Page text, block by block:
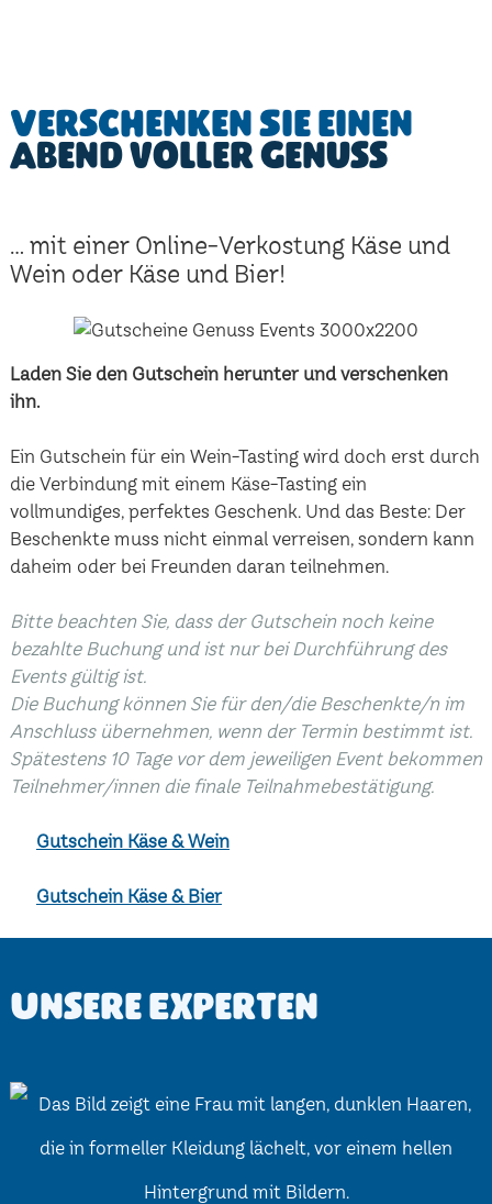
Verschenken Sie einen
Abend voller Genuss
... mit einer Online-Verkostung Käse und
Wein oder Käse und Bier!
Laden Sie den Gutschein herunter und verschenken
ihn.
Ein Gutschein für ein Wein-Tasting wird doch erst durch
die Verbindung mit einem Käse-Tasting ein
vollmundiges, perfektes Geschenk. Und das Beste: Der
Beschenkte muss nicht einmal verreisen, sondern kann
daheim oder bei Freunden daran teilnehmen.
Bitte beachten Sie, dass der Gutschein noch keine
bezahlte Buchung und ist nur bei Durchführung des
Events gültig ist.
Die Buchung können Sie für den/die Beschenkte/n im
Anschluss übernehmen, wenn der Termin bestimmt ist.
Spätestens 10 Tage vor dem jeweiligen Event bekommen
Teilnehmer/innen die finale Teilnahmebestätigung.
Gutschein Käse & Wein
Gutschein Käse & Bier
Unsere Experten